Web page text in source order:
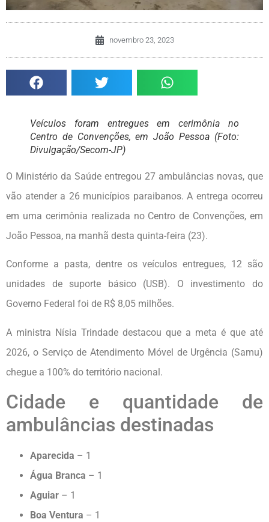
novembro 23, 2023
Veículos foram entregues em cerimônia no
Centro de Convenções, em João Pessoa (Foto:
Divulgação/Secom-JP)
O Ministério da Saúde entregou 27 ambulâncias novas, que
vão atender a 26 municípios paraibanos. A entrega ocorreu
em uma cerimônia realizada no Centro de Convenções, em
João Pessoa, na manhã desta quinta-feira (23).
Conforme a pasta, dentre os veículos entregues, 12 são
unidades de suporte básico (USB). O investimento do
Governo Federal foi de R$ 8,05 milhões.
A ministra Nísia Trindade destacou que a meta é que até
2026, o Serviço de Atendimento Móvel de Urgência (Samu)
chegue a 100% do território nacional.
Cidade e quantidade de
ambulâncias destinadas
Aparecida – 1
Água Branca – 1
Aguiar – 1
Boa Ventura – 1